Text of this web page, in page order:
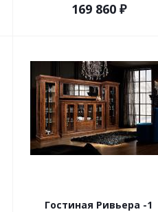
169 860₽
Гостиная Ривьера -1